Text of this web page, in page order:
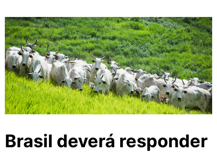
Brasil deverá responder